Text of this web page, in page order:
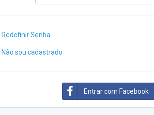
Redefinir Senha
Não sou cadastrado
Entrar com Facebook